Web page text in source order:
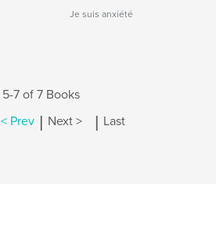
Je suis anxiété
5-7 of 7 Books
< Prev | Next > | Last